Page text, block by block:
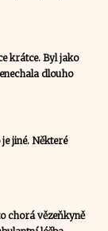
krátce. Byl jako
dlouho
jiné. Některé
chorá vězeňkyně